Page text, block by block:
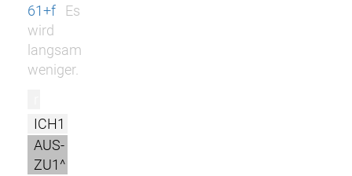
61+f
Es
wird
langsam
weniger.
ICH1
AUS-
ZU1^